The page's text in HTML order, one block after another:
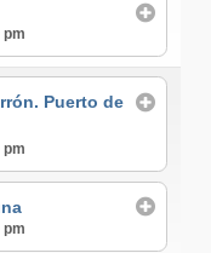
pm
Puerto de
pm
pm